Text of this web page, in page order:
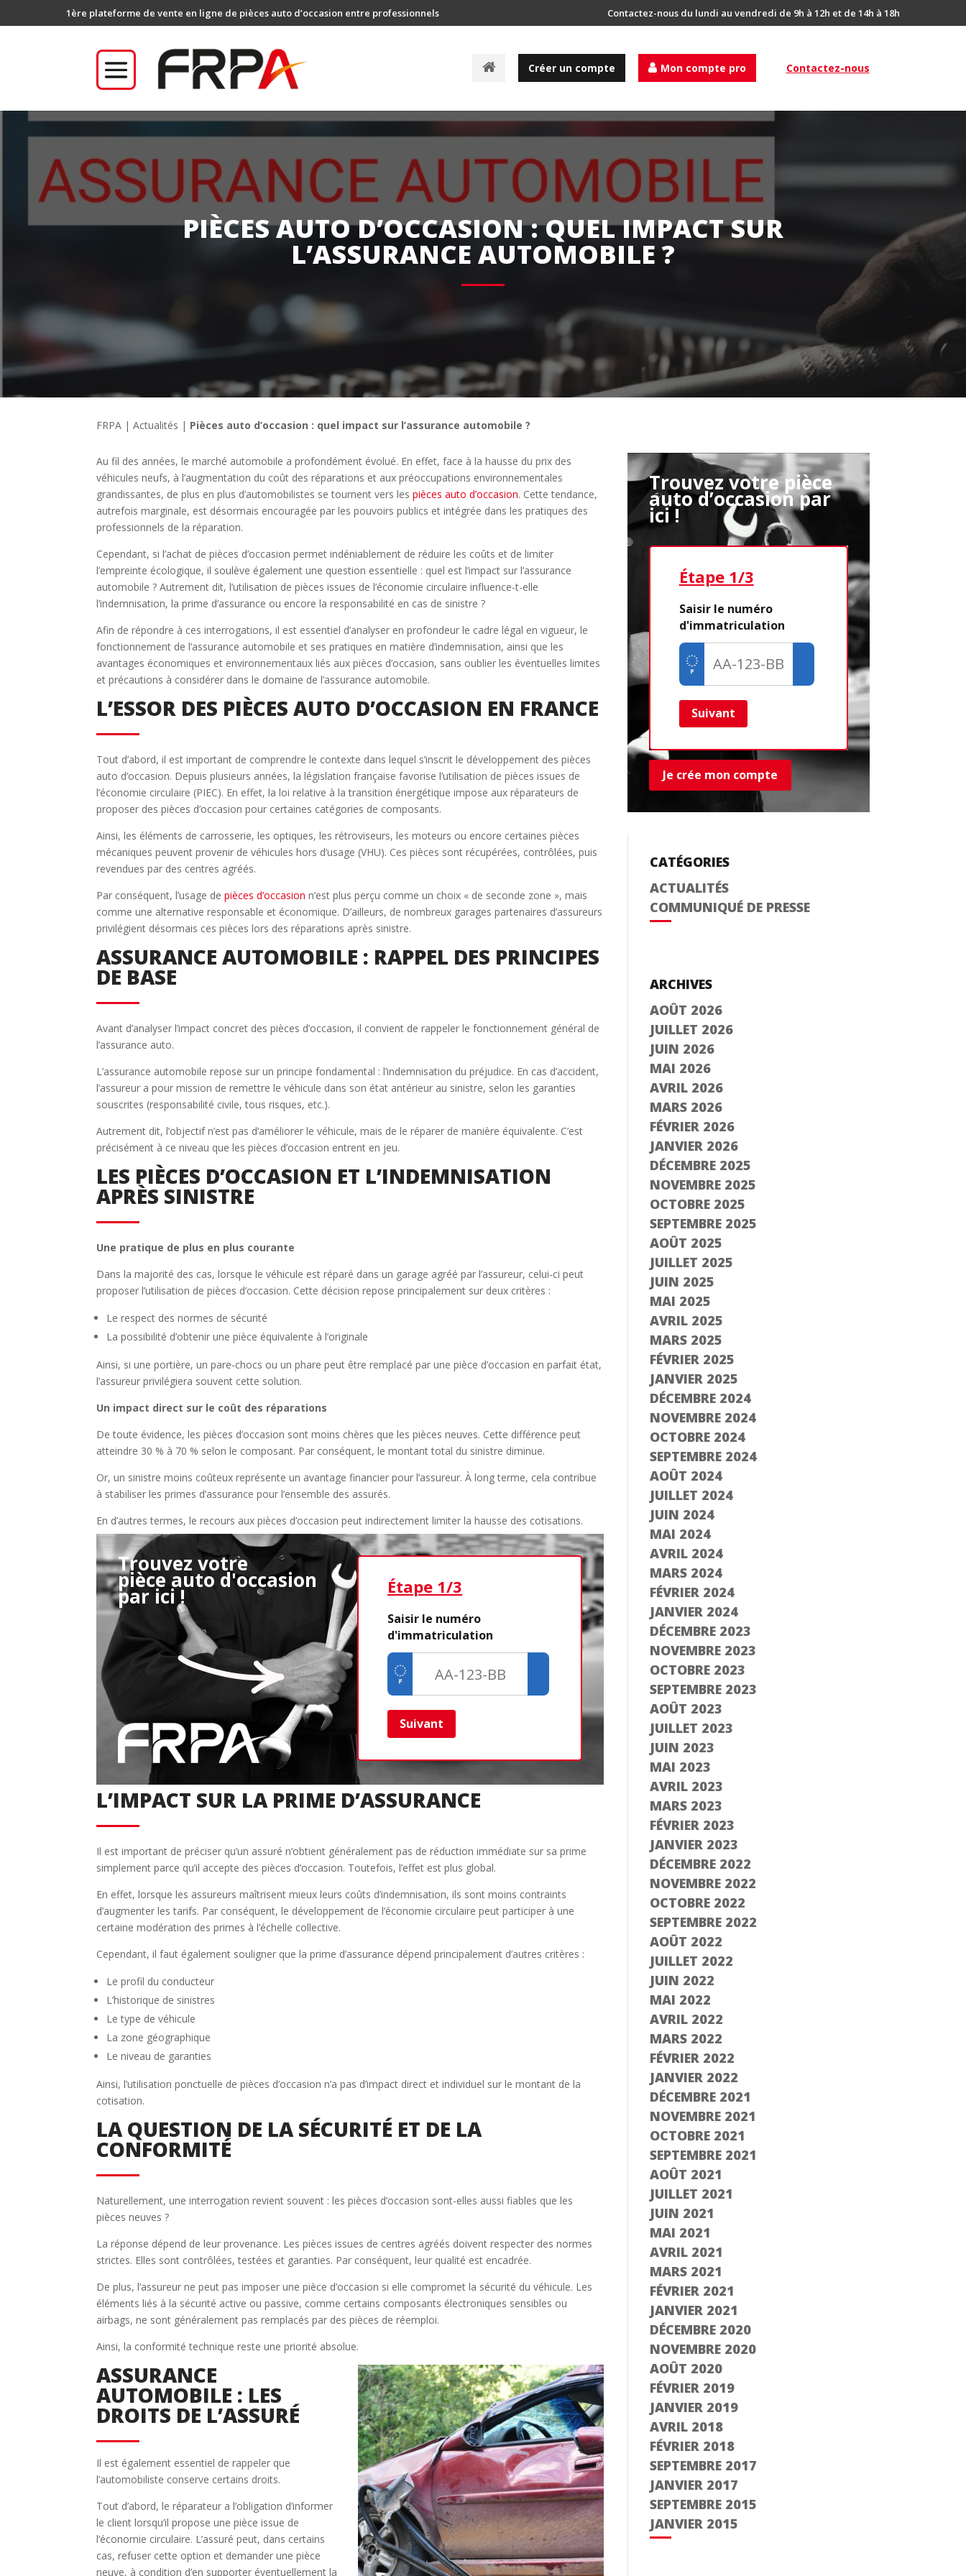
1ère plateforme de vente en ligne de pièces auto d’occasion entre professionnels Contactez-nous du lundi au vendredi de 9h à 12h et de 14h à 18h
A
e
l
Créer un compte Mon compte pro Contactez-nous
PIÈCES AUTO D’OCCASION : QUEL IMPACT SUR
L’ASSURANCE AUTOMOBILE ?
FRPA |Actualités | Pièces auto d’occasion : quel impact sur l’assurance automobile ?
Au fil des années, le marché automobile a profondément évolué. En effet, face à la hausse du prix des
véhicules neufs, à l’augmentation du coût des réparations et aux préoccupations environnementales
grandissantes, de plus en plus d’automobilistes se tournent vers lespièces auto d’occasion. Cette tendance,
autrefois marginale, est désormais encouragée par les pouvoirs publics et intégrée dans les pratiques des
professionnels de la réparation.
Cependant, si l’achat de pièces d’occasion permet indéniablement de réduire les coûts et de limiter
l’empreinte écologique, il soulève également une question essentielle : quel est l’impact sur l’assurance
automobile ? Autrement dit, l’utilisation de pièces issues de l’économie circulaire influence-t-elle
l’indemnisation, la prime d’assurance ou encore la responsabilité en cas de sinistre ?
Afin de répondre à ces interrogations, il est essentiel d’analyser en profondeur le cadre légal en vigueur, le
fonctionnement de l’assurance automobile et ses pratiques en matière d’indemnisation, ainsi que les
avantages économiques et environnementaux liés aux pièces d’occasion, sans oublier les éventuelles limites
et précautions à considérer dans le domaine de l’assurance automobile.
L’ESSOR DES PIÈCES AUTO D’OCCASION EN FRANCE
Tout d’abord, il est important de comprendre le contexte dans lequel s’inscrit le développement des pièces
auto d’occasion. Depuis plusieurs années, la législation française favorise l’utilisation de pièces issues de
l’économie circulaire (PIEC). En effet, la loi relative à la transition énergétique impose aux réparateurs de
proposer des pièces d’occasion pour certaines catégories de composants.
Ainsi, les éléments de carrosserie, les optiques, les rétroviseurs, les moteurs ou encore certaines pièces
mécaniques peuvent provenir de véhicules hors d’usage (VHU). Ces pièces sont récupérées, contrôlées, puis
revendues par des centres agréés.
Par conséquent, l’usage depièces d’occasion n’est plus perçu comme un choix « de seconde zone », mais
comme une alternative responsable et économique. D’ailleurs, de nombreux garages partenaires d’assureurs
privilégient désormais ces pièces lors des réparations après sinistre.
ASSURANCE AUTOMOBILE : RAPPEL DES PRINCIPES
DE BASE
Avant d’analyser l’impact concret des pièces d’occasion, il convient de rappeler le fonctionnement général de
l’assurance auto.
L’assurance automobile repose sur un principe fondamental : l’indemnisation du préjudice. En cas d’accident,
l’assureur a pour mission de remettre le véhicule dans son état antérieur au sinistre, selon les garanties
souscrites (responsabilité civile, tous risques, etc.).
Autrement dit, l’objectif n’est pas d’améliorer le véhicule, mais de le réparer de manière équivalente. C’est
précisément à ce niveau que les pièces d’occasion entrent en jeu.
LES PIÈCES D’OCCASION ET L’INDEMNISATION
APRÈS SINISTRE
Une pratique de plus en plus courante
Dans la majorité des cas, lorsque le véhicule est réparé dans un garage agréé par l’assureur, celui-ci peut
proposer l’utilisation de pièces d’occasion. Cette décision repose principalement sur deux critères :
Le respect des normes de sécurité
La possibilité d’obtenir une pièce équivalente à l’originale
Ainsi, si une portière, un pare-chocs ou un phare peut être remplacé par une pièce d’occasion en parfait état,
l’assureur privilégiera souvent cette solution.
Un impact direct sur le coût des réparations
De toute évidence, les pièces d’occasion sont moins chères que les pièces neuves. Cette différence peut
atteindre 30 % à 70 % selon le composant. Par conséquent, le montant total du sinistre diminue.
Or, un sinistre moins coûteux représente un avantage financier pour l’assureur. À long terme, cela contribue
à stabiliser les primes d’assurance pour l’ensemble des assurés.
En d’autres termes, le recours aux pièces d’occasion peut indirectement limiter la hausse des cotisations.
Trouvez votre
pièce auto d'occasion
par ici !Étape 2/3
Déjà adhérent ?
Créer un compte
Retour
Étape 1/3
Saisir le numéro
d'immatriculation
Suivant
Étape 2/3
Déjà adhérent ?
Créer un compte
L’IMPACT SUR LA PRIME D’ASSURANCE
Il est important de préciser qu’un assuré n’obtient généralement pas de réduction immédiate sur sa prime
simplement parce qu’il accepte des pièces d’occasion. Toutefois, l’effet est plus global.
En effet, lorsque les assureurs maîtrisent mieux leurs coûts d’indemnisation, ils sont moins contraints
d’augmenter les tarifs. Par conséquent, le développement de l’économie circulaire peut participer à une
certaine modération des primes à l’échelle collective.
Cependant, il faut également souligner que la prime d’assurance dépend principalement d’autres critères :
Le profil du conducteur
L’historique de sinistres
Le type de véhicule
La zone géographique
Le niveau de garanties
Ainsi, l’utilisation ponctuelle de pièces d’occasion n’a pas d’impact direct et individuel sur le montant de la
cotisation.
LA QUESTION DE LA SÉCURITÉ ET DE LA
CONFORMITÉ
Naturellement, une interrogation revient souvent : les pièces d’occasion sont-elles aussi fiables que les
pièces neuves ?
La réponse dépend de leur provenance. Les pièces issues de centres agréés doivent respecter des normes
strictes. Elles sont contrôlées, testées et garanties. Par conséquent, leur qualité est encadrée.
De plus, l’assureur ne peut pas imposer une pièce d’occasion si elle compromet la sécurité du véhicule. Les
éléments liés à la sécurité active ou passive, comme certains composants électroniques sensibles ou
airbags, ne sont généralement pas remplacés par des pièces de réemploi.
Ainsi, la conformité technique reste une priorité absolue.
ASSURANCE
AUTOMOBILE : LES
DROITS DE L’ASSURÉ
Il est également essentiel de rappeler que
l’automobiliste conserve certains droits.
Tout d’abord, le réparateur a l’obligation d’informer
le client lorsqu’il propose une pièce issue de
l’économie circulaire. L’assuré peut, dans certains
cas, refuser cette option et demander une pièce
neuve, à condition d’en supporter éventuellement la
Trouvez votre pièce
auto d’occasion par
ici !
Étape 2/3
Déjà adhérent ?
Créer un compte
Retour
Étape 1/3
Saisir le numéro
d'immatriculation
Suivant
Je crée mon compte
CATÉGORIES
ACTUALITÉS
COMMUNIQUÉ DE PRESSE
ARCHIVES
AOÛT 2026
JUILLET 2026
JUIN 2026
MAI 2026
AVRIL 2026
MARS 2026
FÉVRIER 2026
JANVIER 2026
DÉCEMBRE 2025
NOVEMBRE 2025
OCTOBRE 2025
SEPTEMBRE 2025
AOÛT 2025
JUILLET 2025
JUIN 2025
MAI 2025
AVRIL 2025
MARS 2025
FÉVRIER 2025
JANVIER 2025
DÉCEMBRE 2024
NOVEMBRE 2024
OCTOBRE 2024
SEPTEMBRE 2024
AOÛT 2024
JUILLET 2024
JUIN 2024
MAI 2024
AVRIL 2024
MARS 2024
FÉVRIER 2024
JANVIER 2024
DÉCEMBRE 2023
NOVEMBRE 2023
OCTOBRE 2023
SEPTEMBRE 2023
AOÛT 2023
JUILLET 2023
JUIN 2023
MAI 2023
AVRIL 2023
MARS 2023
FÉVRIER 2023
JANVIER 2023
DÉCEMBRE 2022
NOVEMBRE 2022
OCTOBRE 2022
SEPTEMBRE 2022
AOÛT 2022
JUILLET 2022
JUIN 2022
MAI 2022
AVRIL 2022
MARS 2022
FÉVRIER 2022
JANVIER 2022
DÉCEMBRE 2021
NOVEMBRE 2021
OCTOBRE 2021
SEPTEMBRE 2021
AOÛT 2021
JUILLET 2021
JUIN 2021
MAI 2021
AVRIL 2021
MARS 2021
FÉVRIER 2021
JANVIER 2021
DÉCEMBRE 2020
NOVEMBRE 2020
AOÛT 2020
FÉVRIER 2019
JANVIER 2019
AVRIL 2018
FÉVRIER 2018
SEPTEMBRE 2017
JANVIER 2017
SEPTEMBRE 2015
JANVIER 2015